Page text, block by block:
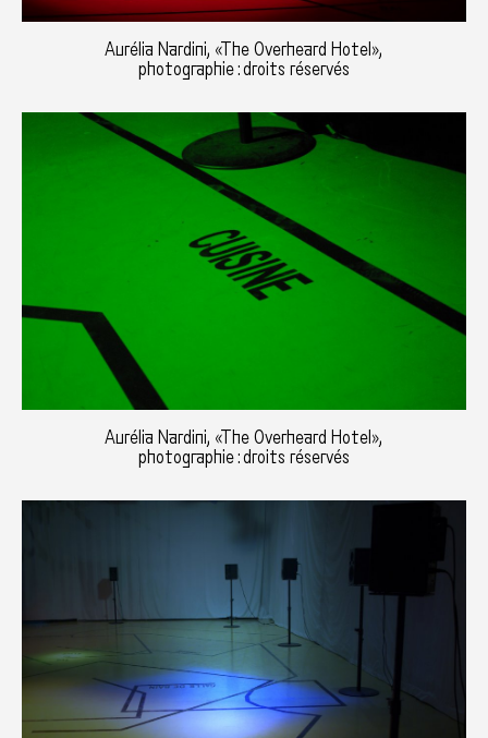
Aurélia Nardini, «The Overheard Hotel»,
photographie : droits réservés
Aurélia Nardini, «The Overheard Hotel»,
photographie : droits réservés